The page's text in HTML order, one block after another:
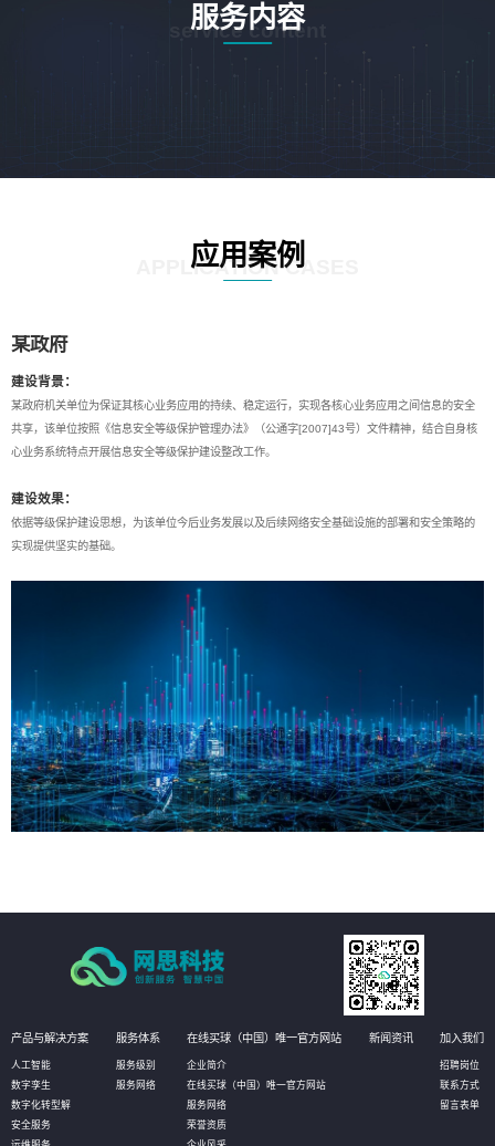
服务内容
service content
应用案例
APPLICATION CASES
某政府
建设背景：
某政府机关单位为保证其核心业务应用的持续、稳定运行，实现各核心业务应用之间信息的安全
共享，该单位按照《信息安全等级保护管理办法》（公通字[2007]43号）文件精神，结合自身核
心业务系统特点开展信息安全等级保护建设整改工作。
建设效果：
依据等级保护建设思想，为该单位今后业务发展以及后续网络安全基础设施的部署和安全策略的
实现提供坚实的基础。
产品与解决方案
人工智能
数字孪生
数字化转型解
安全服务
服务体系
服务级别
服务网络
在线买球（中国）唯一官方网站
企业简介
在线买球（中国）唯一官方网站
服务网络
荣誉资质
新闻资讯 加入我们
招聘岗位
联系方式
留言表单